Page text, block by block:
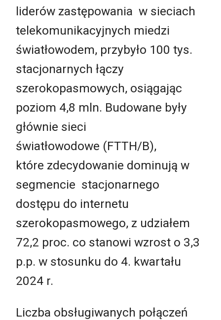
liderów zastępowania w sieciach
telekomunikacyjnych miedzi
światłowodem, przybyło 100 tys.
stacjonarnych łączy
szerokopasmowych, osiągając
poziom 4,8 mln. Budowane były
głównie sieci
światłowodowe (FTTH/B),
które zdecydowanie dominują w
segmencie stacjonarnego
dostępu do internetu
szerokopasmowego, z udziałem
72,2 proc. co stanowi wzrost o 3,3
p.p. w stosunku do 4. kwartału
2024 r.
Liczba obsługiwanych połączeń